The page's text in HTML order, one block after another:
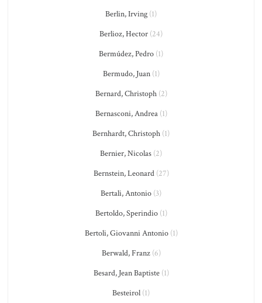
Berlin, Irving (1)
Berlioz, Hector (24)
Bermúdez, Pedro (1)
Bermudo, Juan(1)
Bernard, Christoph(2)
Bernasconi, Andrea(1)
Bernhardt, Christoph (1)
Bernier, Nicolas (2)
Bernstein, Leonard(27)
Bertali, Antonio (3)
Bertoldo, Sperindio(1)
Bertoli, Giovanni Antonio(1)
Berwald, Franz(6)
Besard, Jean Baptiste(1)
Besteirol (1)